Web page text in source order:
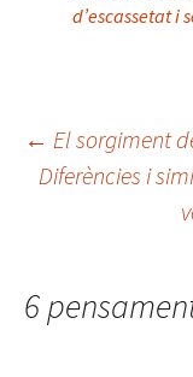
d’escassetat i
les
← El sorgiment
Diferències i
6